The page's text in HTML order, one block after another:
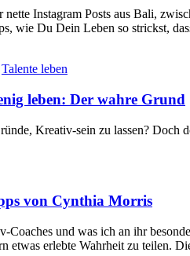
Instagram Posts aus Bali,
wie Du Dein Leben so strickst,
Talente leben
leben: Der wahre Grund
Kreativ-sein zu lassen?
von Cynthia Morris
und was ich an ihr
etwas erlebte Wahrheit zu teilen.